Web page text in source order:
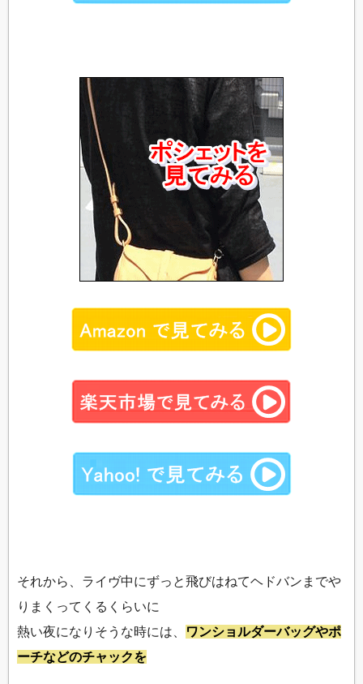
それから、ライヴ中にずっと飛びはねてヘドバンまでや
りまくってくるくらいに
熱い夜になりそうな時には、
ワンショルダーバッグやポ
ーチなどのチャックを